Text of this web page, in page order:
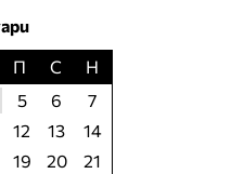
П С
Н
5 6
7
12 13
14
19 20
21